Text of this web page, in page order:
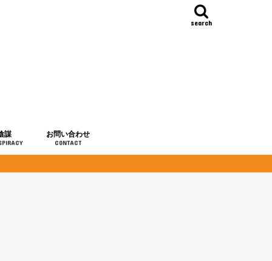
search
謀 お問い合わせ
CONTACT